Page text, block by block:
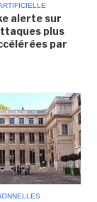
alerte sur
plus
par